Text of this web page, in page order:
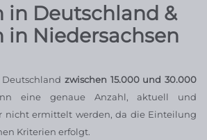
in Deutschland &
in Niedersachsen
zwischen 15.000 und 30.000
eine genaue Anzahl, aktuell und
nicht ermittelt werden, da die Einteilung
Kriterien erfolgt.